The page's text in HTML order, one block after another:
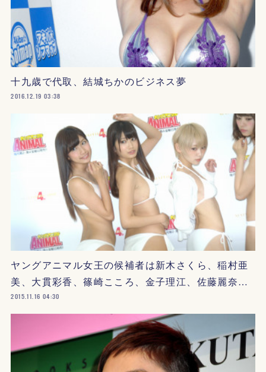
十九歳で代取、結城ちかのビジネス夢
2016.12.19 03:38
ヤングアニマル女王の候補者は新木さくら、稲村亜
美、大貫彩香、篠崎こころ、金子理江、佐藤麗奈…
2015.11.16 04:30